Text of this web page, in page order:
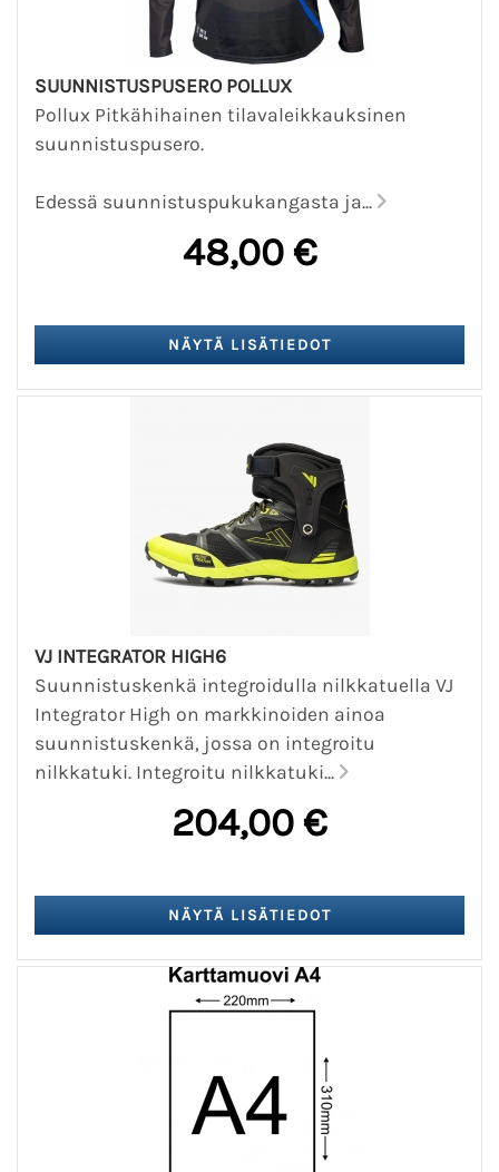
SUUNNISTUSPUSERO POLLUX
Pollux Pitkähihainen tilavaleikkauksinen
suunnistuspusero.
Edessä suunnistuspukukangasta ja...
48,00 €
VJ INTEGRATOR HIGH6
Suunnistuskenkä integroidulla nilkkatuella VJ
Integrator High on markkinoiden ainoa
suunnistuskenkä, jossa on integroitu
nilkkatuki. Integroitu nilkkatuki...
204,00 €